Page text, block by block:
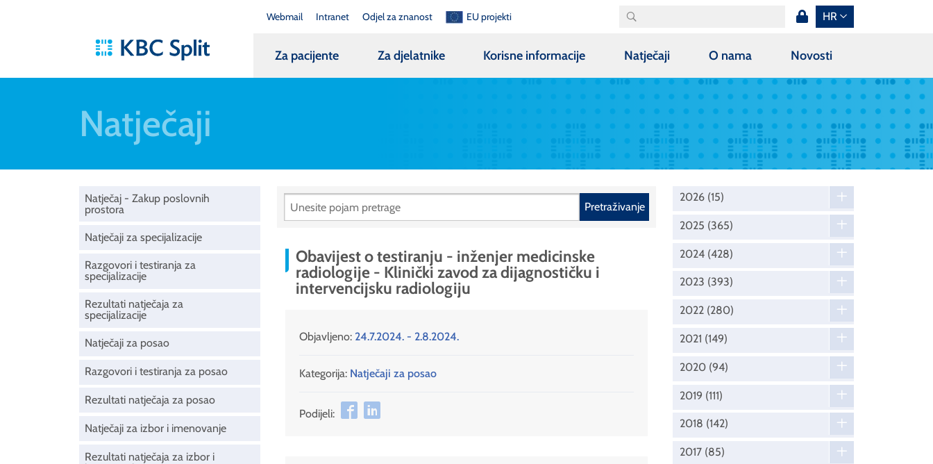
Webmail Intranet Odjel za znanost EU projekti HR
Za pacijente Za djelatnike Korisne informacije Natječaji O nama Novosti
Natječaji
Natječaj - Zakup poslovnih
prostora
Natječaji za specijalizacije
Razgovori i testiranja za
specijalizacije
Rezultati natječaja za
specijalizacije
Natječaji za posao
Razgovori i testiranja za posao
Rezultati natječaja za posao
Natječaji za izbor i imenovanje
Rezultati natječaja za izbor i
Pretraživanje
Obavijest o testiranju - inženjer medicinske
radiologije - Klinički zavod za dijagnostičku i
intervencijsku radiologiju
Objavljeno: 24.7.2024. - 2.8.2024.
Kategorija: Natječaji za posao
Podijeli:
2026 (15)
2025 (365)
2024 (428)
2023 (393)
2022 (280)
2021 (149)
2020 (94)
2019 (111)
2018 (142)
2017 (85)